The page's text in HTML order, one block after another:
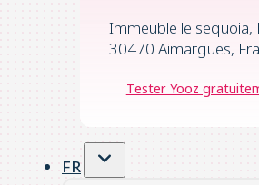
Immeuble le sequoia,
30470 Aimargues,
Tester Yooz
FR